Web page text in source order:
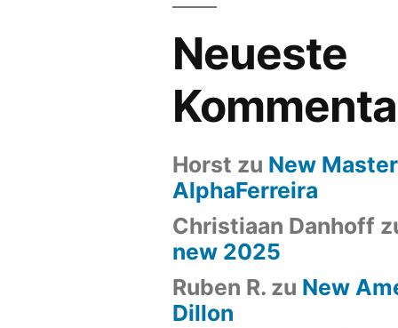
Neueste
Horst zu New
AlphaFerreira
Christiaan Danhoff
new 2025
Ruben R. zu New
Dillon